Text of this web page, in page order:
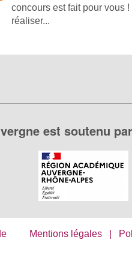
concours est fait pour vous
réaliser...
est soutenu par
Mentions légales|